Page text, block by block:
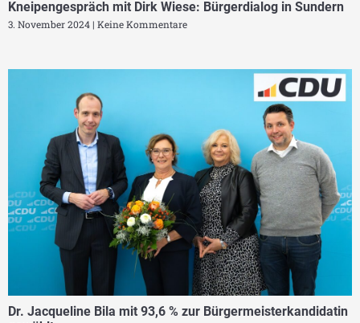
Kneipengespräch mit Dirk Wiese: Bürgerdialog in Sundern
3. November 2024 Keine Kommentare
Dr. Jacqueline Bila mit 93,6 % zur Bürgermeisterkandidatin